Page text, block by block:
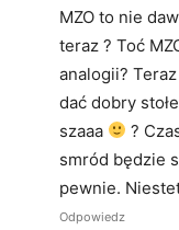
MZO to nie
teraz ? Toć
analogii?
dać dobry
szaaa
?
smród będzie
pewnie.
Odpowiedz